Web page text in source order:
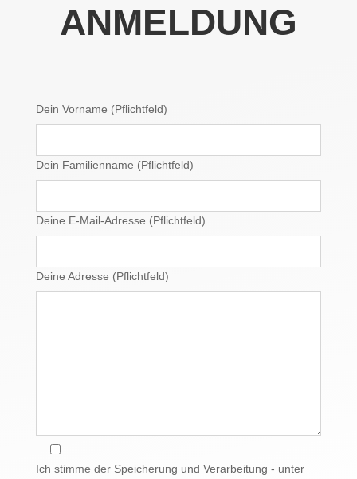
ANMELDUNG
Dein Vorname (Pflichtfeld)
Dein Familienname (Pflichtfeld)
Deine E-Mail-Adresse (Pflichtfeld)
Deine Adresse (Pflichtfeld)
Ich stimme der Speicherung und Verarbeitung - unter